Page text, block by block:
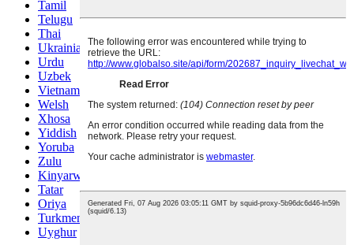
Tamil
Telugu
Thai
Ukrainian
Urdu
Uzbek
Vietnamese
Welsh
Xhosa
Yiddish
Yoruba
Zulu
Kinyarwanda
Tatar
Oriya
Turkmen
Uyghur